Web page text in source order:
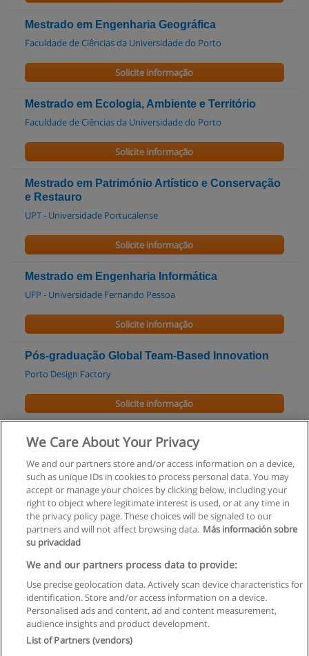
Mestrado em Engenharia Geográfica
Faculdade de Ciências da Universidade do Porto
Solicite informação
Mestrado em Ecologia, Ambiente e Território
Faculdade de Ciências da Universidade do Porto
Solicite informação
Mestrado em Património Artístico e Conservação
e Restauro
UPT - Universidade Portucalense
Solicite informação
Mestrado em Engenharia Informática
UFP - Universidade Fernando Pessoa
Solicite informação
Pós-graduação Global Team-Based Innovation
Porto Design Factory
Solicite informação
Pós-graduação em Direção de Obra
Solicite informação
Regras de uso
Privacidade de dados
Entrar em contato com Educaedu
Copyright © Educaedu Business S.L. - CIF : B-95610580: -
We Care About Your Privacy
We and our partners store and/or access information on a device,
such as unique IDs in cookies to process personal data. You may
accept or manage your choices by clicking below, including your
right to object where legitimate interest is used, or at any time in
the privacy policy page. These choices will be signaled to our
partners and will not affect browsing data. Más información sobre
su privacidad
We and our partners process data to provide:
Use precise geolocation data. Actively scan device characteristics for
identification. Store and/or access information on a device.
Personalised ads and content, ad and content measurement,
audience insights and product development.
List of Partners (vendors)